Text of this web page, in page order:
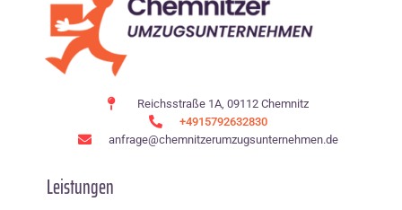
Reichsstraße 1A, 09112 Chemnitz
+4915792632830
anfrage@chemnitzerumzugsunternehmen.de
Leistungen